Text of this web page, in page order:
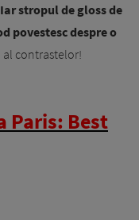
Iar stropul de gloss de
povestesc despre o
al contrastelor!
Paris: Best